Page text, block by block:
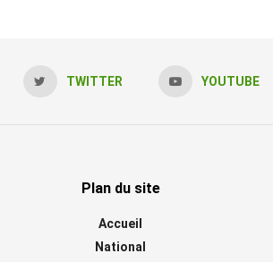
TWITTER YOUTUBE
Plan du site
Accueil
National